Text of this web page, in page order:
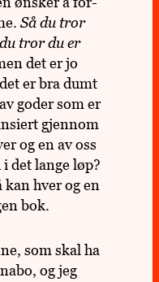
Så du tror
tror du er
det er jo
er bra dumt
goder som er
gjen­nom
og en av oss
det lange løp?
kan hver og en
bok.
som skal ha
og jeg